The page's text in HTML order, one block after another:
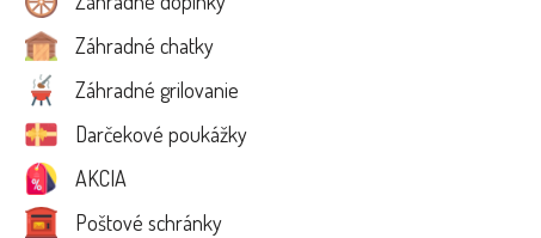
Záhradné chatky
Záhradné grilovanie
Darčekové poukážky
AKCIA
Poštové schránky